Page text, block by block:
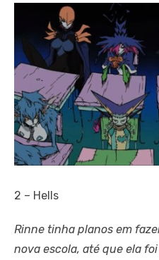
2 – Hells
Rinne tinha planos em
nova escola, até que ela